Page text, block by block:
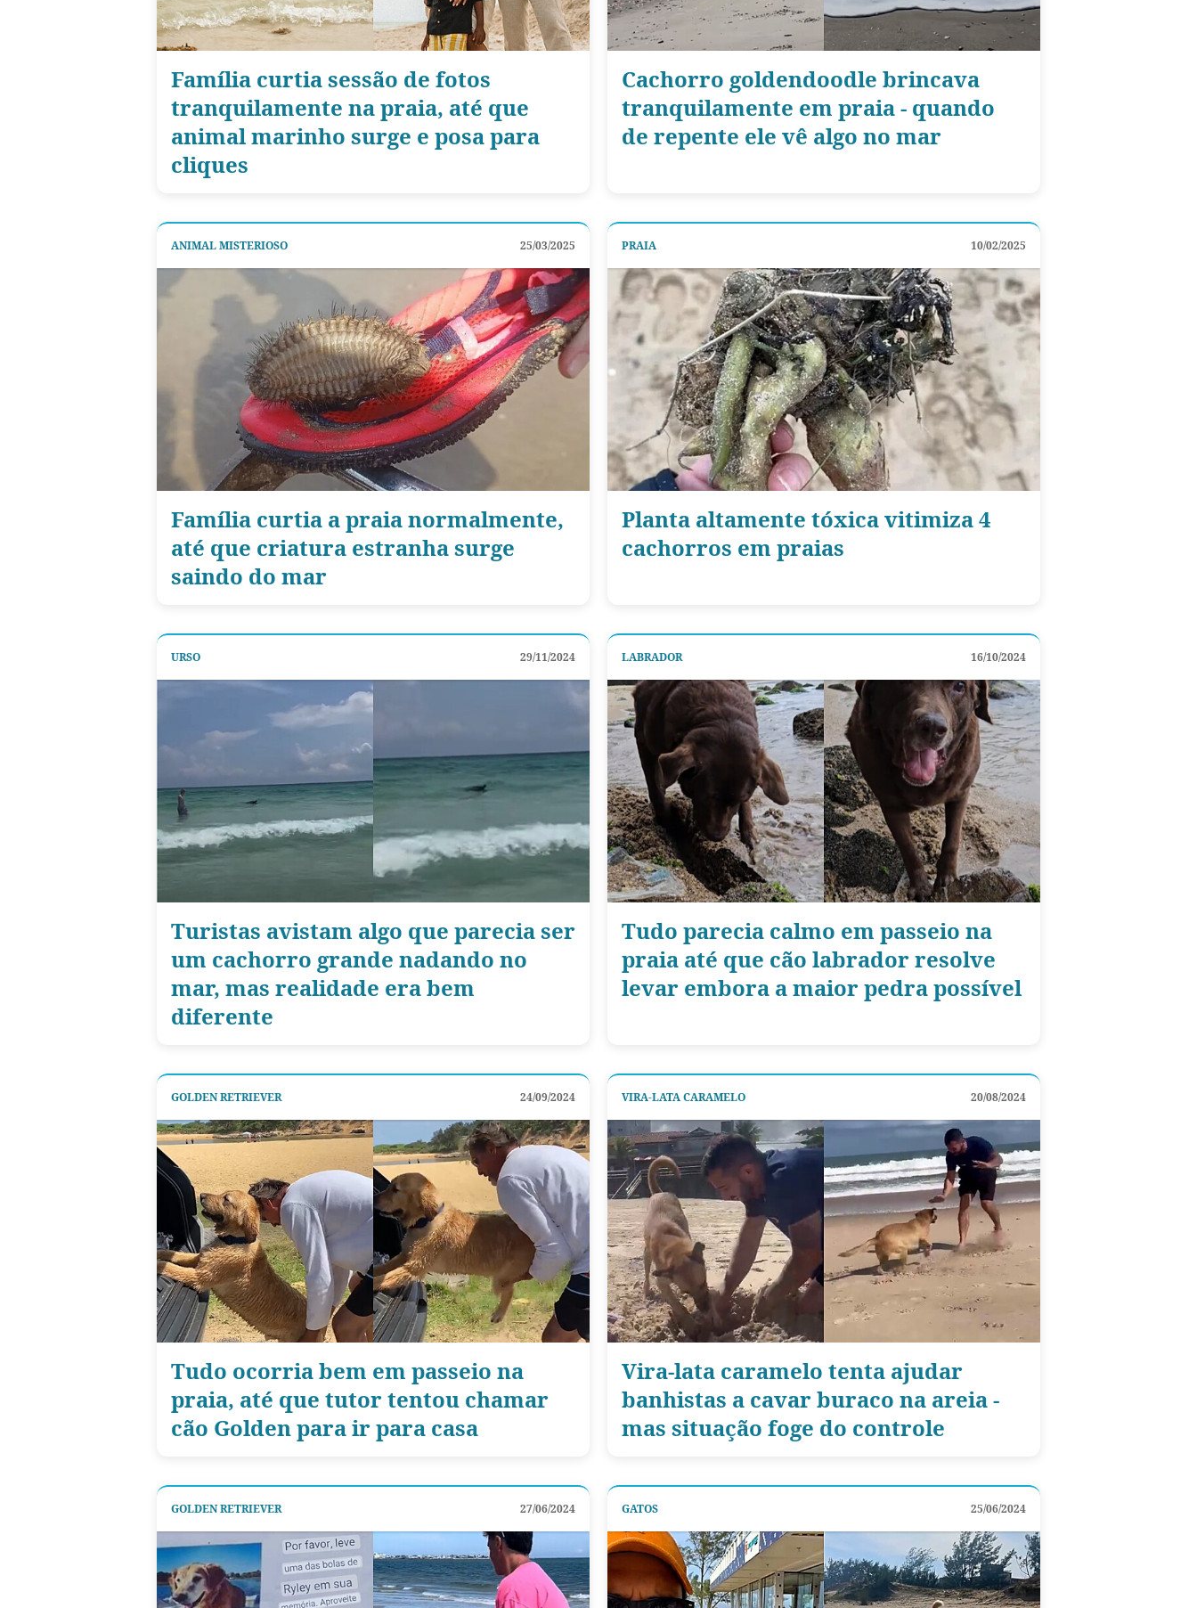
Família curtia sessão de fotos
tranquilamente na praia, até que
animal marinho surge e posa para
cliques
Cachorro goldendoodle brincava
tranquilamente em praia - quando
de repente ele vê algo no mar
ANIMAL MISTERIOSO 25/03/2025
Família curtia a praia normalmente,
até que criatura estranha surge
saindo do mar
PRAIA 10/02/2025
Planta altamente tóxica vitimiza 4
cachorros em praias
URSO 29/11/2024
Turistas avistam algo que parecia ser
um cachorro grande nadando no
mar, mas realidade era bem
diferente
LABRADOR 16/10/2024
Tudo parecia calmo em passeio na
praia até que cão labrador resolve
levar embora a maior pedra possível
GOLDEN RETRIEVER 24/09/2024
Tudo ocorria bem em passeio na
praia, até que tutor tentou chamar
cão Golden para ir para casa
VIRA-LATA CARAMELO 20/08/2024
Vira-lata caramelo tenta ajudar
banhistas a cavar buraco na areia -
mas situação foge do controle
GOLDEN RETRIEVER 27/06/2024 GATOS 25/06/2024